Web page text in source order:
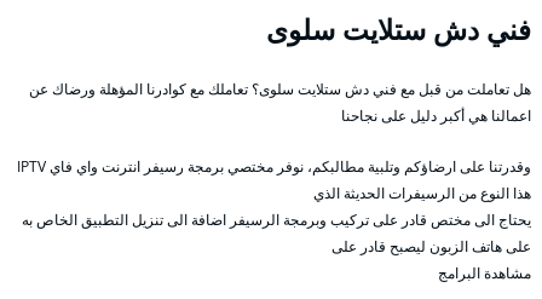
فني دش ستلايت سلوى
هل تعاملت من قبل مع فني دش ستلايت سلوى؟ تعاملك مع كوادرنا المؤهلة ورضاك عن
اعمالنا هي أكبر دليل على نجاحنا
وقدرتنا على ارضاؤكم وتلبية مطالبكم، نوفر مختصي برمجة رسيفر انترنت واي فاي IPTV
هذا النوع من الرسيفرات الحديثة الذي
يحتاج الى مختص قادر على تركيب وبرمجة الرسيفر اضافة الى تنزيل التطبيق الخاص به
على هاتف الزبون ليصبح قادر على
مشاهدة البرامج